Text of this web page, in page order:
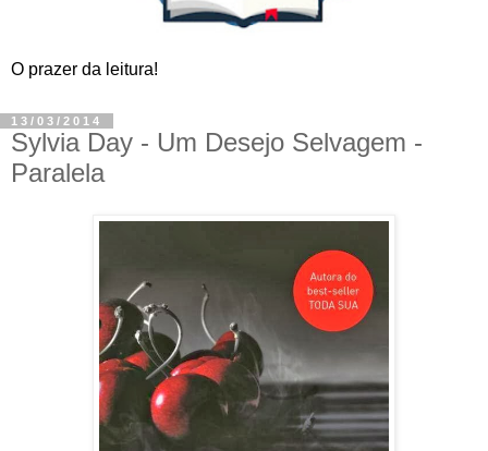
O prazer da leitura!
13/03/2014
Sylvia Day - Um Desejo Selvagem -
Paralela